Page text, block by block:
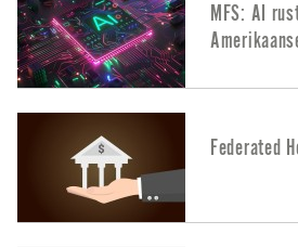
MFS: AI
Federated